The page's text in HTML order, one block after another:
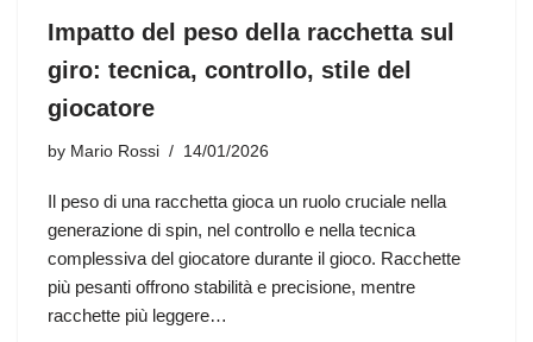
Impatto del peso della racchetta sul
giro: tecnica, controllo, stile del
giocatore
by Mario Rossi 14/01/2026
Il peso di una racchetta gioca un ruolo cruciale nella
generazione di spin, nel controllo e nella tecnica
complessiva del giocatore durante il gioco. Racchette
più pesanti offrono stabilità e precisione, mentre
racchette più leggere…